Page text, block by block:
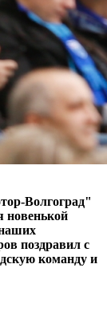
Волгоград"
новенькой
поздравил с
команду и